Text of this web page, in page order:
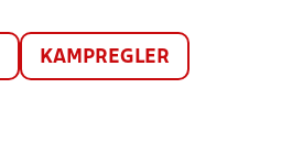
KAMPREGLER